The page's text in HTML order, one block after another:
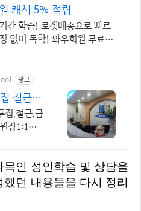
캐시 5% 적립
간 학습! 로켓배송으로 빠르
없이 독학! 와우회원 무료반
광고
철근.
집,철근,금
장1:1교
던 내용들을 다시 정리